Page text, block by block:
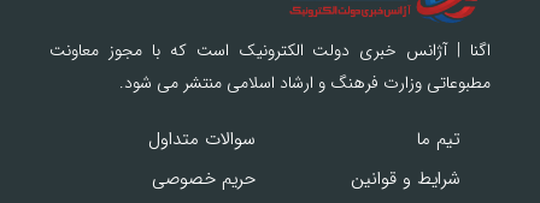
اگنا | آژانس خبری دولت الکترونیک است که با مجوز معاونت
مطبوعاتی وزارت فرهنگ و ارشاد اسلامی منتشر می شود.
تیم ما
سوالات متداول
شرایط و قوانین
حریم خصوصی